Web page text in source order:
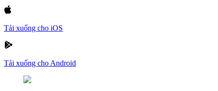
Tải xuống cho iOS
Tải xuống cho Android